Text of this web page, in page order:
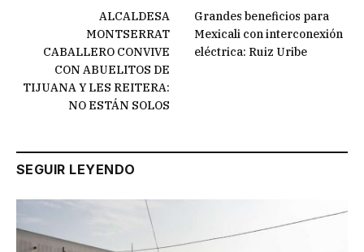
ALCALDESA
MONTSERRAT
CABALLERO CONVIVE
CON ABUELITOS DE
TIJUANA Y LES REITERA:
NO ESTÁN SOLOS
Grandes beneficios para
Mexicali con interconexión
eléctrica: Ruiz Uribe
SEGUIR LEYENDO